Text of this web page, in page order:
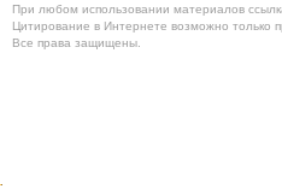
При любом использовании материалов
Цитирование в Интернете возможно только
Все права защищены.